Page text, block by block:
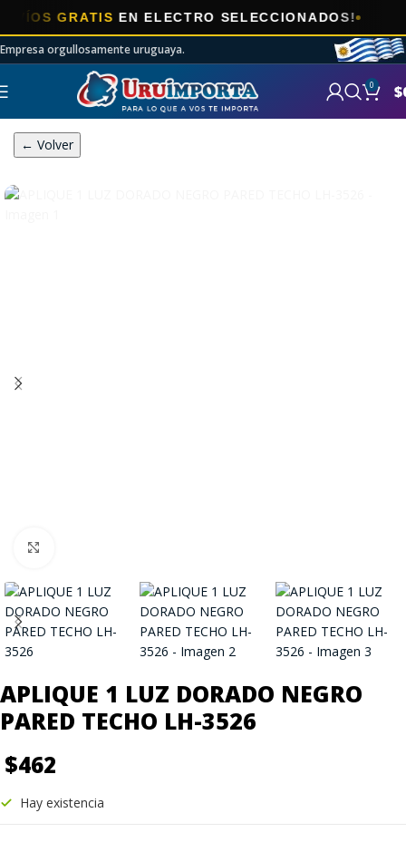
GRATISEN ELECTRO SELECCIONADOS!
Empresa orgullosamente uruguaya.
0 $
← Volver
APLIQUE 1 LUZ DORADO NEGRO
PARED TECHO LH-3526
$462
Hay existencia